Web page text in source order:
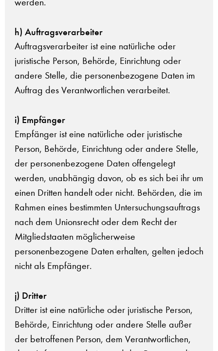
h) Auftragsverarbeiter
Auftragsverarbeiter ist eine natürliche oder
juristische Person, Behörde, Einrichtung oder
andere Stelle, die personenbezogene Daten im
Auftrag des Verantwortlichen verarbeitet.
i) Empfänger
Empfänger ist eine natürliche oder juristische
Person, Behörde, Einrichtung oder andere Stelle,
der personenbezogene Daten offengelegt
werden, unabhängig davon, ob es sich bei ihr um
einen Dritten handelt oder nicht. Behörden, die im
Rahmen eines bestimmten Untersuchungsauftrags
nach dem Unionsrecht oder dem Recht der
Mitgliedstaaten möglicherweise
personenbezogene Daten erhalten, gelten jedoch
nicht als Empfänger.
j) Dritter
Dritter ist eine natürliche oder juristische Person,
Behörde, Einrichtung oder andere Stelle außer
der betroffenen Person, dem Verantwortlichen,